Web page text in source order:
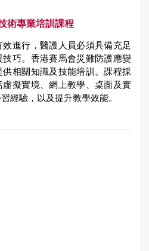
術專業培訓課程
進行，醫護人員必須具備充足
技巧。香港賽馬會災難防護應變
相關知識及技能培訓。課程採
虛擬實境、網上教學、桌面及實
經驗，以及提升教學效能。